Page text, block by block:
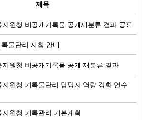
제목
원청 비공개기록물 공개재분류 결과 공표
물관리 지침 안내
원청 비공개기록물 공개 재분류 결과
지원청 기록물관리 담당자 역량 강화 연수
원청 기록관리 기본계획